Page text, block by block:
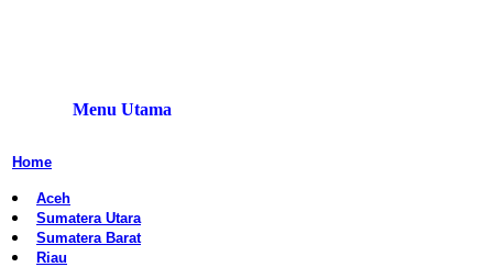
Menu Utama
Home
Aceh
Sumatera Utara
Sumatera Barat
Riau